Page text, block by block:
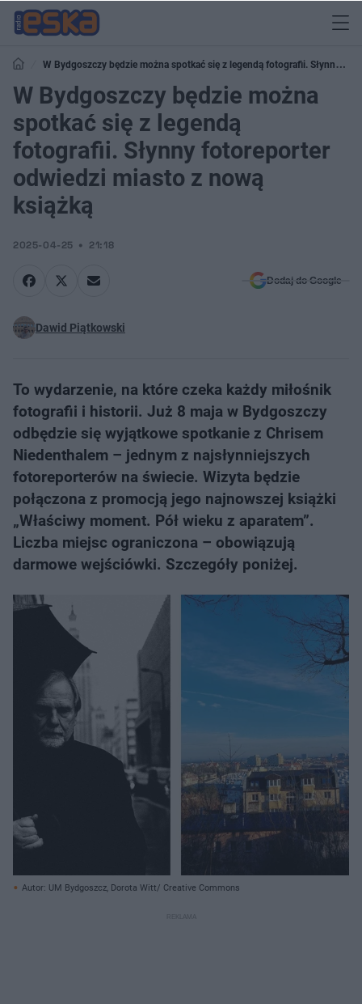
W Bydgoszczy będzie można spotkać się z legendą fotografii. Słynny
fotoreporter odwiedzi miasto z nową książką
W Bydgoszczy będzie można
spotkać się z legendą
fotografii. Słynny fotoreporter
odwiedzi miasto z nową
książką
2025-04-25 21:18
Dodaj do Google
Dawid Piątkowski
To wydarzenie, na które czeka każdy miłośnik
fotografii i historii. Już 8 maja w Bydgoszczy
odbędzie się wyjątkowe spotkanie z Chrisem
Niedenthalem – jednym z najsłynniejszych
fotoreporterów na świecie. Wizyta będzie
połączona z promocją jego najnowszej książki
„Właściwy moment. Pół wieku z aparatem”.
Liczba miejsc ograniczona – obowiązują
darmowe wejściówki. Szczegóły poniżej.
Autor: UM Bydgoszcz, Dorota Witt/ Creative Commons